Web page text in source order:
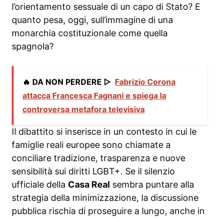
l’orientamento sessuale di un capo di Stato? E
quanto pesa, oggi, sull’immagine di una
monarchia costituzionale come quella
spagnola?
🔥 DA NON PERDERE ▷ Fabrizio Corona
attacca Francesca Fagnani e spiega la
controversa metafora televisiva
Il dibattito si inserisce in un contesto in cui le
famiglie reali europee sono chiamate a
conciliare tradizione, trasparenza e nuove
sensibilità sui diritti LGBT+. Se il silenzio
ufficiale della Casa Real sembra puntare alla
strategia della minimizzazione, la discussione
pubblica rischia di proseguire a lungo, anche in